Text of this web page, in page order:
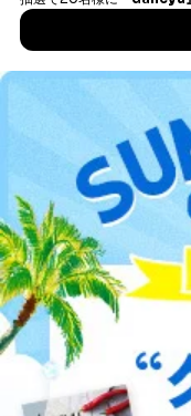
④開示対象個人情
たはその代理人
（内容の訂正、追
の停止または消
に対応させていた
個人情報は「マイ
で、訂正、追加、
す。マイページ
つきましては、下
ただいた個人情報
番号、金融機関の
期限など、商品の
情報に変更があっ
せていただく場合
A.開示等の求めの
開示等の求めは
し付けください
ご
アフィリエイト
プレスリリース